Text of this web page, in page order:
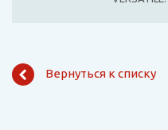
Вернуться к списку